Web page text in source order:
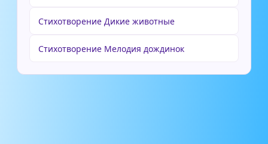
Стихотворение Дикие животные
Стихотворение Мелодия дождинок